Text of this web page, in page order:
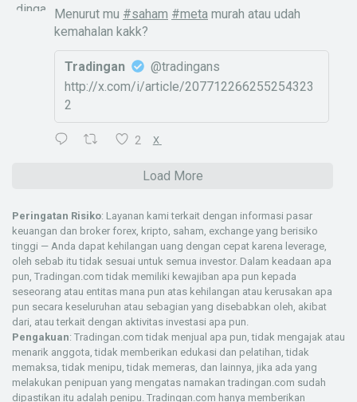
Menurut mu #saham #meta murah atau udah
kemahalan kakk?
Tradingan
@tradingans
http://x.com/i/article/207712266255254323
2
2 X
Load More
Peringatan Risiko: Layanan kami terkait dengan informasi pasar
keuangan dan broker forex, kripto, saham, exchange yang berisiko
tinggi — Anda dapat kehilangan uang dengan cepat karena leverage,
oleh sebab itu tidak sesuai untuk semua investor. Dalam keadaan apa
pun, Tradingan.com tidak memiliki kewajiban apa pun kepada
seseorang atau entitas mana pun atas kehilangan atau kerusakan apa
pun secara keseluruhan atau sebagian yang disebabkan oleh, akibat
dari, atau terkait dengan aktivitas investasi apa pun.
Pengakuan: Tradingan.com tidak menjual apa pun, tidak mengajak atau
menarik anggota, tidak memberikan edukasi dan pelatihan, tidak
memaksa, tidak menipu, tidak memeras, dan lainnya, jika ada yang
melakukan penipuan yang mengatas namakan tradingan.com sudah
dipastikan itu adalah penipu. Tradingan.com hanya memberikan